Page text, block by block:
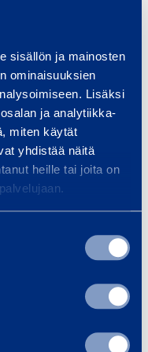
sisällön ja mainosten
ominaisuuksien
Lisäksi
ja analytiikka-
miten käytät
yhdistää näitä
heille tai joita on
alla utbildningar